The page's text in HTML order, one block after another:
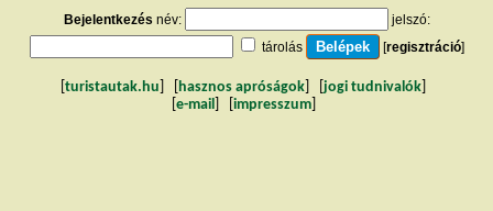
Bejelentkezés név:
jelszó:
tárolás
[regisztráció]
turistautak.hu hasznos apróságok jogi tudnivalók
e-mail impresszum]